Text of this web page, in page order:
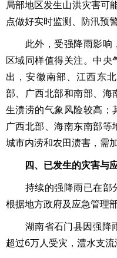
局部地区发生山洪灾害可
点做好实时监测、防汛预
此外，受强降雨影响
区域同样值得关注。中
出，安徽南部、江西东
部、广西北部和南部、
生渍涝的气象风险较高；
广西北部、海南东南部
城市内涝和农田渍害，需加
四、已发生的灾害与
持续的强降雨已在部分
根据地方政府及应急管理
湖南省石门县因强降
超过6万人受灾，澧水支流